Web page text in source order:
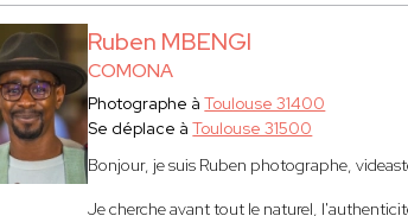
Ruben MBENGI
COMONA
Photographe àToulouse 31400
Se déplace àToulouse 31500
Bonjour, je suis Ruben photographe,
Je cherche avant tout le naturel,